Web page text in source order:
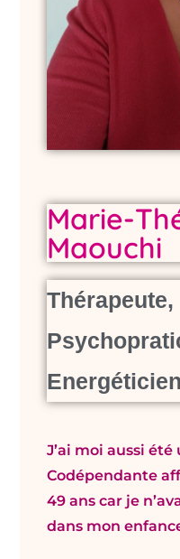
Marie-
Maouchi
Thérapeute,
J’ai moi aussi
Codépendante
49 ans car je
dans mon